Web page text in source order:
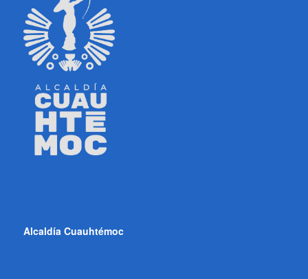
Alcaldía Cuauhtémoc